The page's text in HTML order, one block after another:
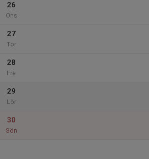
26
Ons
27
Tor
28
Fre
29
Lör
30
Sön